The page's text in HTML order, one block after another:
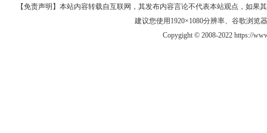
【免责声明】本站内容转载自互联网，其发布内容言论不代表本站观点，如果
建议您使用1920×1080分辨率、谷歌浏览
Copygight © 2008-2022 https://